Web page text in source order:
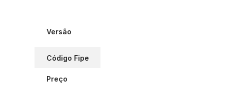
Versão
Código Fipe
Preço